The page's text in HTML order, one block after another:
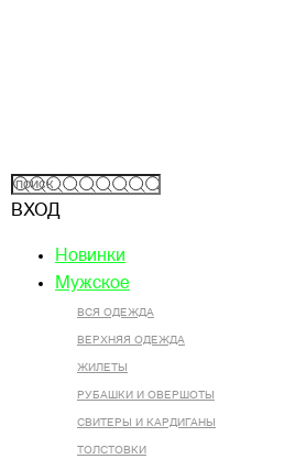
ВХОД
Новинки
Мужское
ВСЯ ОДЕЖДА
ВЕРХНЯЯ ОДЕЖДА
ЖИЛЕТЫ
РУБАШКИ И ОВЕРШОТЫ
СВИТЕРЫ И КАРДИГАНЫ
ТОЛСТОВКИ